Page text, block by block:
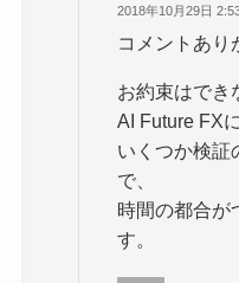
2018年10月29日
コメントあり
お約束はでき
AI Future FX
いくつか検証
で、
時間の都合が
す。